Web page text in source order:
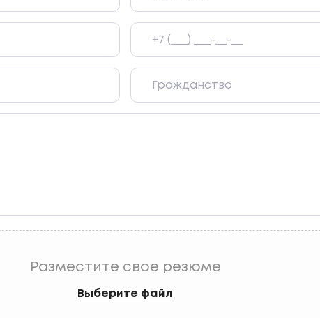
Разместите свое резюме
Выберите файл